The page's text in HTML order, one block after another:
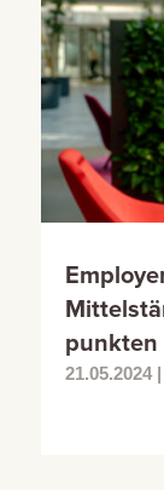
punkten
21.05.2024|